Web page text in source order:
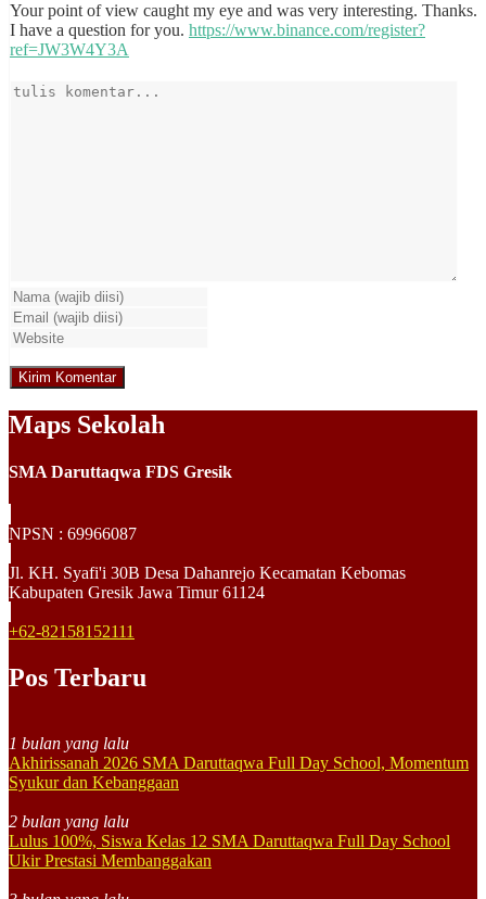
Your point of view caught my eye and was very interesting. Thanks.
I have a question for you. https://www.binance.com/register?
ref=JW3W4Y3A
Maps Sekolah
SMA Daruttaqwa FDS Gresik
NPSN : 69966087
Jl. KH. Syafi'i 30B Desa Dahanrejo Kecamatan Kebomas
Kabupaten Gresik Jawa Timur 61124
+62-82158152111
Pos Terbaru
1 bulan yang lalu
Akhirissanah 2026 SMA Daruttaqwa Full Day School, Momentum
Syukur dan Kebanggaan
2 bulan yang lalu
Lulus 100%, Siswa Kelas 12 SMA Daruttaqwa Full Day School
Ukir Prestasi Membanggakan